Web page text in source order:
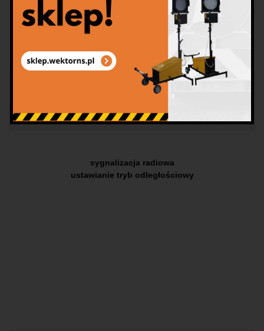
This website uses cookies.
sygnalizacja radiowa
ustawianie tryb odległościowy